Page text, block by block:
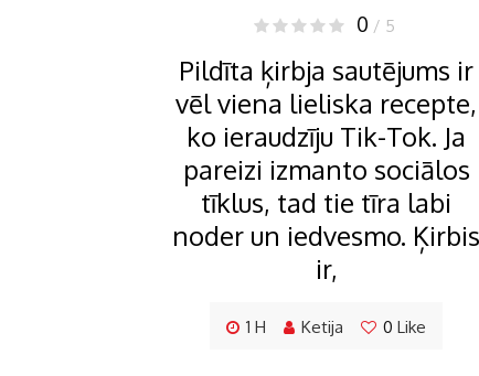
0 / 5
Pildīta ķirbja sautējums ir
vēl viena lieliska recepte,
ko ieraudzīju Tik-Tok. Ja
pareizi izmanto sociālos
tīklus, tad tie tīra labi
noder un iedvesmo. Ķirbis
ir,
1 H Ketija 0 Like